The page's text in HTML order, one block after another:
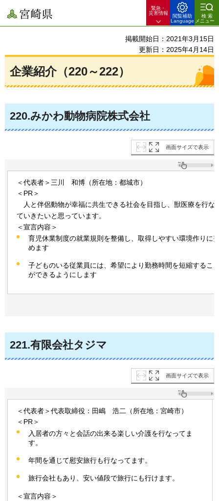
宮崎県
緊急・
災害情報
閲覧補助
Language
検索
メニュー
掲載開始日：2021年3月15日
更新日：2025年4月14日
企業紹介（220～222）
220.みかわ動物病院株式会社
画面サイズで表示
＜代表者＞三川 和博（所在地：都城市）
＜PR＞
人 と伴侶動物が幸福に共生できる社会を目指し、獣医療を行な
ていきたいと思っています。
＜宣言内容＞
育児休業制度の就業規則を整備し、取得しやすい環境作りに
めます
子どものいる従業員には、希望により勤務時間を短縮するこ
ができるようにします
221.有限会社タジマ
画面サイズで表示
＜代表者＞代表取締役：田嶋 浩二（所在地：宮崎市）
＜PR＞
入居者の方々と会話の出来る楽しい介護を行なってま
す。
年間を通じて慰安旅行も行なってます。
旅行会社もあり、安い値段で旅行にも行けます。
＜宣言内容＞